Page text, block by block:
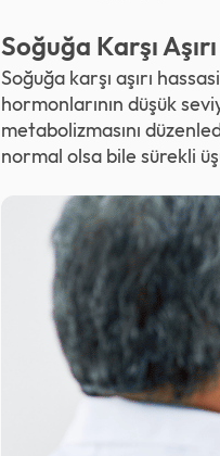
Soğuğa Karşı
Soğuğa karşı aşırı
hormonlarının düşük
metabolizmasını
normal olsa bile sürekli